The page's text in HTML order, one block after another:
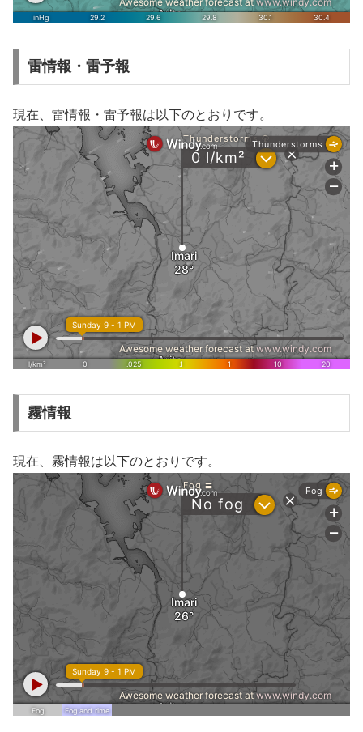
雷情報・雷予報
現在、雷情報・雷予報は以下のとおりです。
霧情報
現在、霧情報は以下のとおりです。